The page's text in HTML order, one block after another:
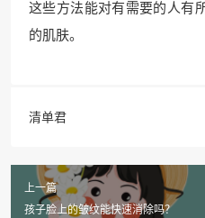
这些方法能对有需要的人有
的肌肤。
清单君
上一篇
孩子脸上的皱纹能快速消除吗？